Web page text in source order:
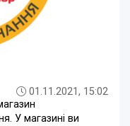
01.11.2021, 15:02
У магазині ви